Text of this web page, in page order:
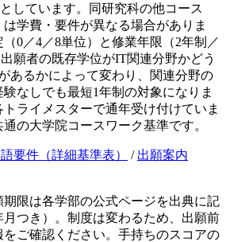
しています。同研究科の他コース
は学費・要件が異なる場合がありま
0／4／8単位）と修業年限（2年制／
願者の既存学位がIT関連分野かどう
あるかによって変わり、関連分野の
なしでも最短1年制の対象になりま
ライメスターで通年受け付けていま
の大学院コースワーク基準です。
要件（詳細基準表） / 出願案内
限は各学部の公式ページを出典に記
つき）。制度は変わるため、出願前
ご確認ください。手持ちのスコアの